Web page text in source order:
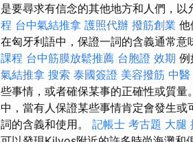
是要尋求有信念的其他地方和人們，以
程 台中氣結推拿 護照代辦 撥筋創業 他
在匈牙利語中，保證一詞的含義通常意
課程 台中筋膜放鬆推薦 台胞證 效期 例
氣結推拿 搜索 泰國簽證 美容撥筋 中醫
些事情，或者確保某事的正確性或質
中，當有人保證某些事情肯定會發生或
詞的含義和使用。 記帳士 考古題 大腿